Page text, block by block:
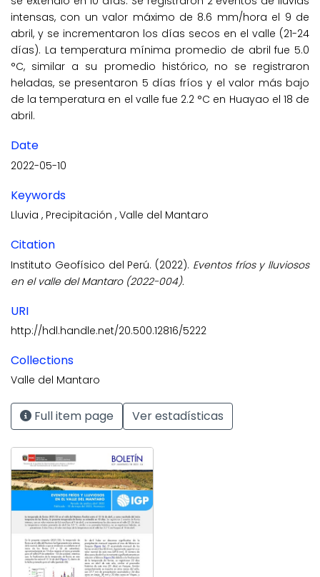
intensas, con un valor máximo de 8.6 mm/hora el 9 de
abril, y se incrementaron los días secos en el valle (21-24
días). La temperatura mínima promedio de abril fue 5.0
°C, similar a su promedio histórico, no se registraron
heladas, se presentaron 5 días fríos y el valor más bajo
de la temperatura en el valle fue 2.2 °C en Huayao el 18 de
abril.
Date
2022-05-10
Keywords
Lluvia , Precipitación , Valle del Mantaro
Citation
Instituto Geofísico del Perú. (2022). Eventos fríos y lluviosos
en el valle del Mantaro (2022-004).
URI
http://hdl.handle.net/20.500.12816/5222
Collections
Valle del Mantaro
Full item page Ver estadísticas